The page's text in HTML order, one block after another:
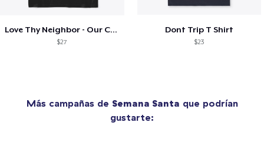
Love Thy Neighbor - Our Classic Design
$27
Dont Trip T Shirt
$23
Más campañas de Semana Santa que podrían
gustarte: